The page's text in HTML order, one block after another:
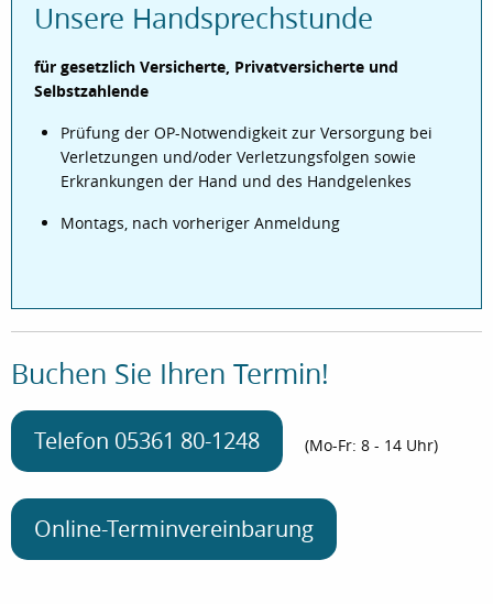
Unsere Handsprechstunde
für gesetzlich Versicherte, Privatversicherte und
Selbstzahlende
Prüfung der OP-Notwendigkeit zur Versorgung bei
Verletzungen und/oder Verletzungsfolgen sowie
Erkrankungen der Hand und des Handgelenkes
Montags, nach vorheriger Anmeldung
Buchen Sie Ihren Termin!
Telefon 05361 80-1248 (Mo-Fr: 8 - 14 Uhr)
Online-Terminvereinbarung